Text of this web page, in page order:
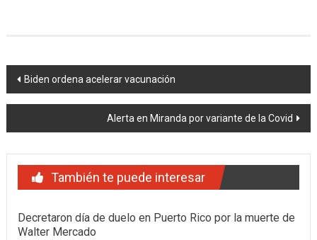
Navegación
de
entradas
Biden ordena acelerar vacunación
Alerta en Miranda por variante de la Covid
También te puede interesar
Decretaron día de duelo en Puerto Rico por la muerte de
Walter Mercado